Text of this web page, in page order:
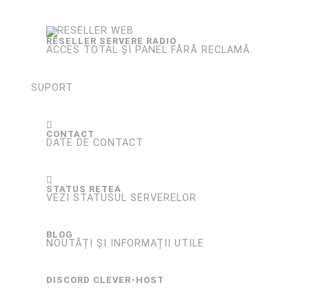
RESELLER SERVERE RADIO
ACCES TOTAL ȘI PANEL FĂRĂ RECLAMĂ.
SUPORT
CONTACT
DATE DE CONTACT
STATUS RETEA
VEZI STATUSUL SERVERELOR
BLOG
NOUTĂȚI ȘI INFORMAȚII UTILE
DISCORD CLEVER-HOST